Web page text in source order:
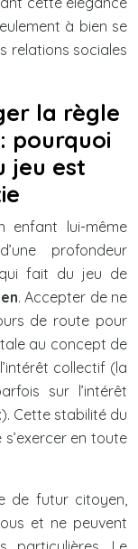
à bien se
relations sociales
la règle
pourquoi
jeu est
enfant lui-même
profondeur
fait du jeu de
. Accepter de ne
de route pour
au concept de
collectif (la
sur l’intérêt
Cette stabilité du
en toute
de futur citoyen,
et ne peuvent